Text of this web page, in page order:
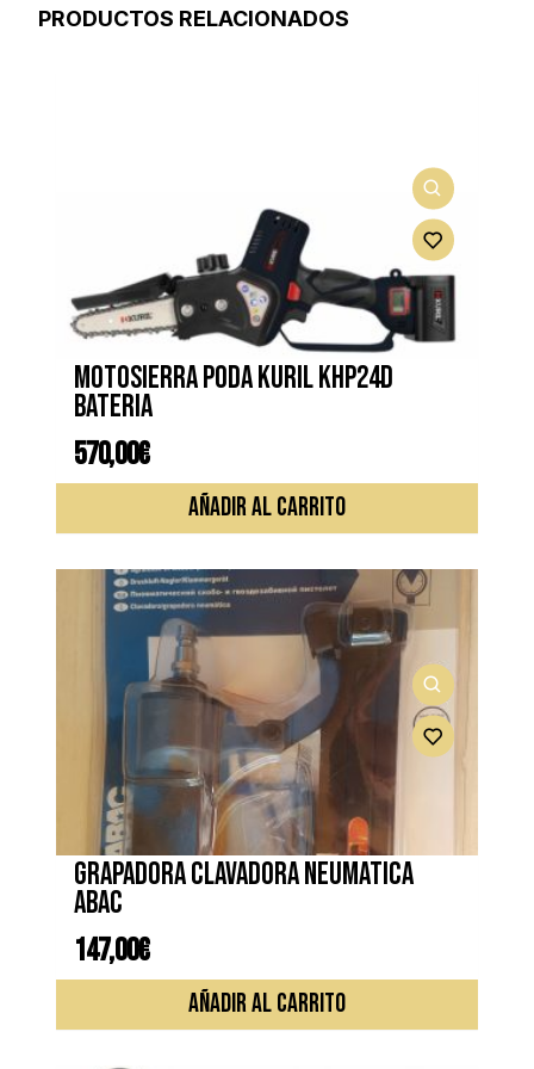
PRODUCTOS RELACIONADOS
Motosierra poda KURIL KHP24D
bateria
570,00€
AÑADIR AL CARRITO
Grapadora clavadora neumatica
ABAC
147,00€
AÑADIR AL CARRITO